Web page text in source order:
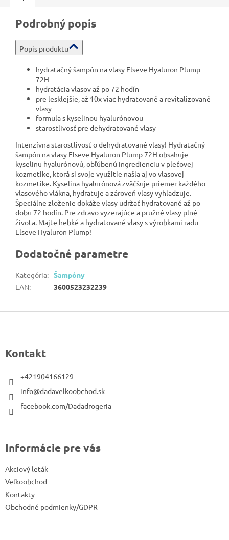
Podrobný popis
Popis produktu
hydratačný šampón na vlasy Elseve Hyaluron Plump
72H
hydratácia vlasov až po 72 hodín
pre lesklejšie, až 10x viac hydratované a revitalizované
vlasy
formula s kyselinou hyalurónovou
starostlivosť pre dehydratované vlasy
Intenzívna starostlivosť o dehydratované vlasy! Hydratačný
šampón na vlasy Elseve Hyaluron Plump 72H obsahuje
kyselinu hyalurónovú, obľúbenú ingredienciu v pleťovej
kozmetike, ktorá si svoje využitie našla aj vo vlasovej
kozmetike. Kyselina hyalurónová zväčšuje priemer každého
vlasového vlákna, hydratuje a zároveň vlasy vyhladzuje.
Špeciálne zloženie dokáže vlasy udržať hydratované až po
dobu 72 hodín. Pre zdravo vyzerajúce a pružné vlasy plné
života. Majte hebké a hydratované vlasy s výrobkami radu
Elseve Hyaluron Plump!
Dodatočné parametre
Kategória: Šampóny
EAN: 3600523232239
Z
p
äKontakt
+421904166129
info@dadavelkoobchod.sk
facebook.com/Dadadrogeria
Informácie pre vás
Akciový leták
Veľkoobchod
Kontakty
Obchodné podmienky/GDPR